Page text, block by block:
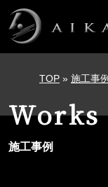
メインナビ
TOP » 施工事例
Works
施工事例